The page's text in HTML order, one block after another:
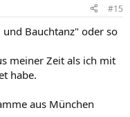
#15
Bauchtanz" oder so
meiner Zeit als ich mit
habe.
aus München